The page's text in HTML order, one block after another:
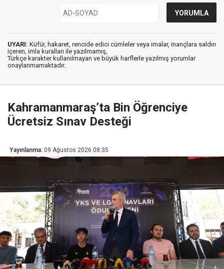
UYARI: Küfür, hakaret, rencide edici cümleler veya imalar, inançlara saldırı
içeren, imla kuralları ile yazılmamış,
Türkçe karakter kullanılmayan ve büyük harflerle yazılmış yorumlar
onaylanmamaktadır.
Kahramanmaraş’ta Bin Öğrenciye
Ücretsiz Sınav Desteği
Yayınlanma: 09 Ağustos 2026 08:35